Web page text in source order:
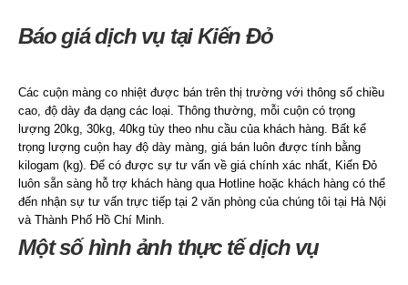
Báo giá dịch vụ tại Kiến Đỏ
Các cuộn màng co nhiệt được bán trên thị trường với thông số chiều
cao, độ dày đa dạng các loại. Thông thường, mỗi cuộn có trọng
lượng 20kg, 30kg, 40kg tùy theo nhu cầu của khách hàng. Bất kể
trọng lượng cuộn hay độ dày màng, giá bán luôn được tính bằng
kilogam (kg). Để có được sự tư vấn về giá chính xác nhất, Kiến Đỏ
luôn sẵn sàng hỗ trợ khách hàng qua Hotline hoặc khách hàng có thể
đến nhận sự tư vấn trực tiếp tại 2 văn phòng của chúng tôi tại Hà Nội
và Thành Phố Hồ Chí Minh.
Một số hình ảnh thực tế dịch vụ